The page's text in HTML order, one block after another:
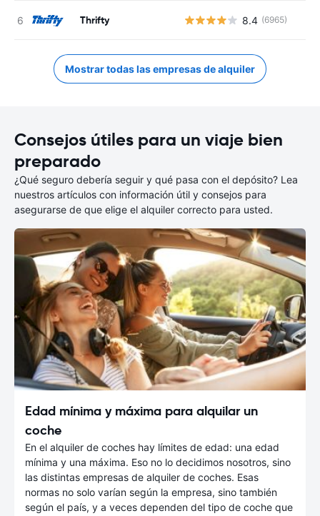
Thrifty 8.4 (6965)
Mostrar todas las empresas de alquiler
Consejos útiles para un viaje bien
preparado
¿Qué seguro debería seguir y qué pasa con el depósito? Lea
nuestros artículos con información útil y consejos para
asegurarse de que elige el alquiler correcto para usted.
Edad mínima y máxima para alquilar un
coche
En el alquiler de coches hay límites de edad: una edad
mínima y una máxima. Eso no lo decidimos nosotros, sino
las distintas empresas de alquiler de coches. Esas
normas no solo varían según la empresa, sino también
según el país, y a veces dependen del tipo de coche que